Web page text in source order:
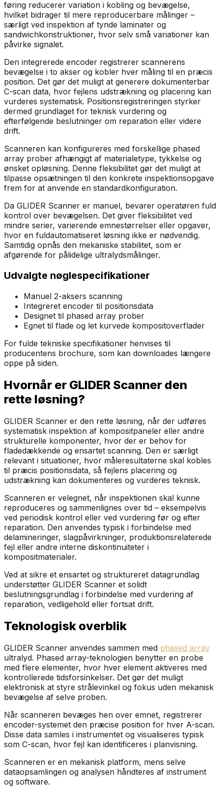
føring reducerer variation i kobling og bevægelse,
hvilket bidrager til mere reproducerbare målinger –
særligt ved inspektion af tynde laminater og
sandwichkonstruktioner, hvor selv små variationer kan
påvirke signalet.
Den integrerede encoder registrerer scannerens
bevægelse i to akser og kobler hver måling til en præcis
position. Det gør det muligt at generere dokumenterbar
C-scan data, hvor fejlens udstrækning og placering kan
vurderes systematisk. Positionsregistreringen styrker
dermed grundlaget for teknisk vurdering og
efterfølgende beslutninger om reparation eller videre
drift.
Scanneren kan konfigureres med forskellige phased
array prober afhængigt af materialetype, tykkelse og
ønsket opløsning. Denne fleksibilitet gør det muligt at
tilpasse opsætningen til den konkrete inspektionsopgave
frem for at anvende en standardkonfiguration.
Da GLIDER Scanner er manuel, bevarer operatøren fuld
kontrol over bevægelsen. Det giver fleksibilitet ved
mindre serier, varierende emnestørrelser eller opgaver,
hvor en fuldautomatiseret løsning ikke er nødvendig.
Samtidig opnås den mekaniske stabilitet, som er
afgørende for pålidelige ultralydsmålinger.
Udvalgte nøglespecifikationer
Manuel 2-aksers scanning
Integreret encoder til positionsdata
Designet til phased array prober
Egnet til flade og let kurvede kompositoverflader
For fulde tekniske specifikationer henvises til
producentens brochure, som kan downloades længere
oppe på siden.
Hvornår er GLIDER Scanner den
rette løsning?
GLIDER Scanner er den rette løsning, når der udføres
systematisk inspektion af kompositpaneler eller andre
strukturelle komponenter, hvor der er behov for
fladedækkende og ensartet scanning. Den er særligt
relevant i situationer, hvor måleresultaterne skal kobles
til præcis positionsdata, så fejlens placering og
udstrækning kan dokumenteres og vurderes teknisk.
Scanneren er velegnet, når inspektionen skal kunne
reproduceres og sammenlignes over tid – eksempelvis
ved periodisk kontrol eller ved vurdering før og efter
reparation. Den anvendes typisk i forbindelse med
delamineringer, slagpåvirkninger, produktionsrelaterede
fejl eller andre interne diskontinuiteter i
kompositmaterialer.
Ved at sikre et ensartet og struktureret datagrundlag
understøtter GLIDER Scanner et solidt
beslutningsgrundlag i forbindelse med vurdering af
reparation, vedligehold eller fortsat drift.
Teknologisk overblik
GLIDER Scanner anvendes sammen med phased array
ultralyd. Phased array-teknologien benytter en probe
med flere elementer, hvor hver element aktiveres med
kontrollerede tidsforsinkelser. Det gør det muligt
elektronisk at styre strålevinkel og fokus uden mekanisk
bevægelse af selve proben.
Når scanneren bevæges hen over emnet, registrerer
encoder-systemet den præcise position for hver A-scan.
Disse data samles i instrumentet og visualiseres typisk
som C-scan, hvor fejl kan identificeres i planvisning.
Scanneren er en mekanisk platform, mens selve
dataopsamlingen og analysen håndteres af instrument
og software.